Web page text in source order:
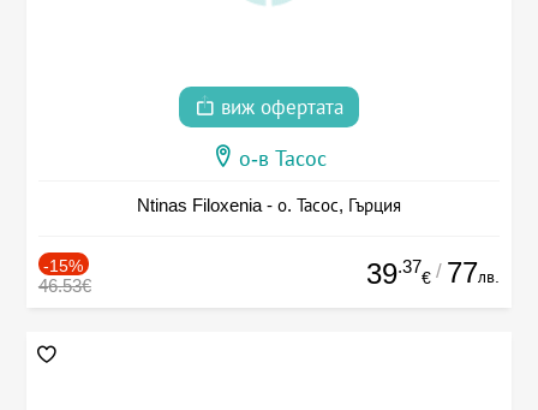
виж офертата
о-в Тасос
Ntinas Filoxenia - о. Тасос, Гърция
-15%
46.53€ 39.37
€ / 77лв.